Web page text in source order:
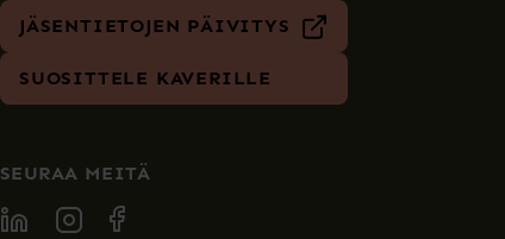
JÄSENTIETOJEN PÄIVITYS
SUOSITTELE KAVERILLE
SEURAA MEITÄ
SPECIA LINKEDIN
SPECIA INSTAGRAM
SPECIA FACEBOOK